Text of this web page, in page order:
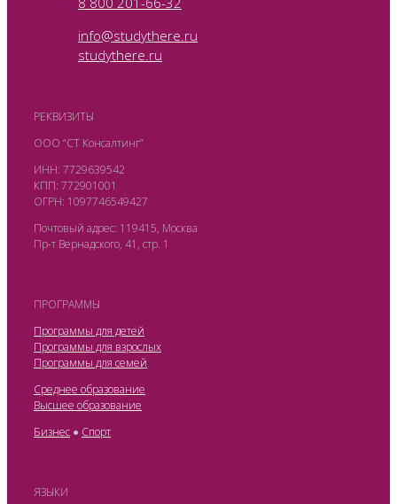
info@studythere.ru
studythere.ru
РЕКВИЗИТЫ
ООО “СТ Консалтинг”
ИНН: 7729639542
КПП: 772901001
ОГРН: 1097746549427
Почтовый адрес: 119415, Москва
Пр-т Вернадского, 41, стр. 1
ПРОГРАММЫ
Программы для детей
Программы для взрослых
Программы для семей
Среднее образование
Высшее образование
Бизнес ● Спорт
ЯЗЫКИ